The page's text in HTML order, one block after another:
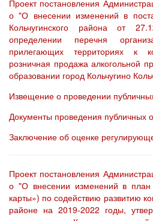
Проект постановления
о "О внесении изменений в
Кольчугинского района от
определении перечня
прилегающих территориях к
розничная продажа алкогольной
образовании город Кольчугино
Извещение о проведении
Документы проведения публичных
Заключение об оценке
Проект постановления
о "О внесении изменений в план
карты») по содействию развитию
районе на 2019-2022 годы,